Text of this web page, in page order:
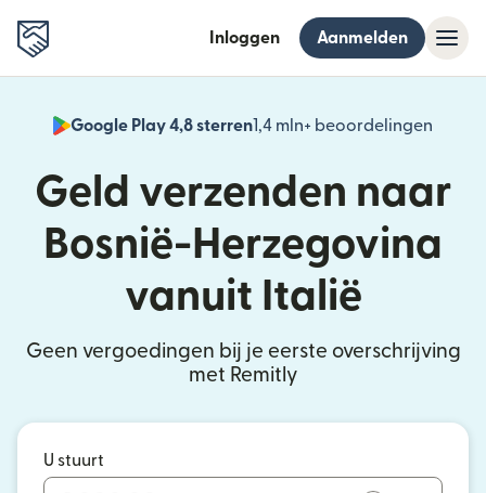
Inloggen Aanmelden
Google Play 4,8 sterren1,4 mln+ beoordelingen
Geld verzenden naar
Bosnië-Herzegovina
vanuit Italië
Geen vergoedingen bij je eerste overschrijving
met Remitly
U stuurt